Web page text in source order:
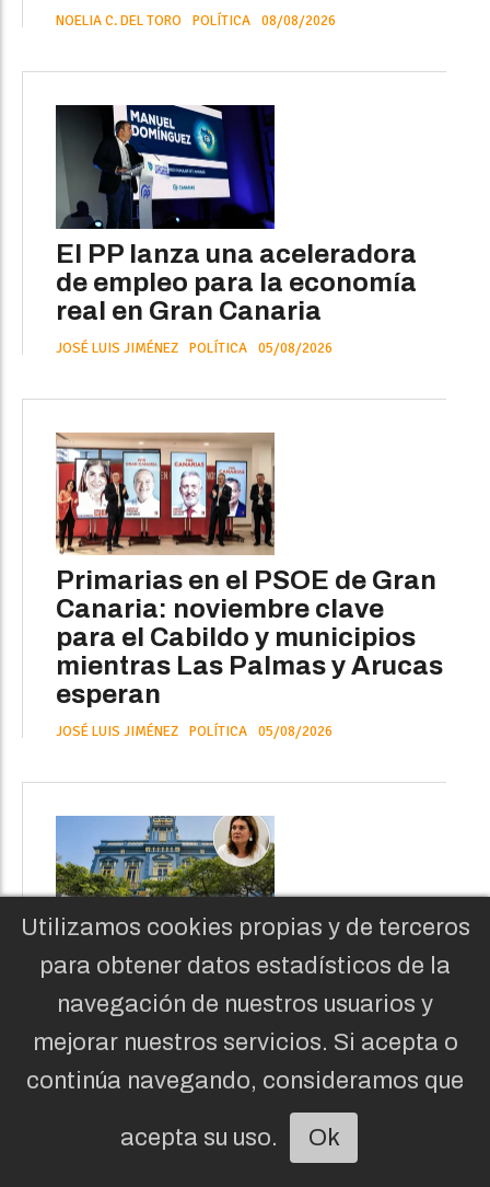
NOELIA C. DEL TORO POLÍTICA 08/08/2026
El PP lanza una aceleradora
de empleo para la economía
real en Gran Canaria
JOSÉ LUIS JIMÉNEZ POLÍTICA 05/08/2026
Primarias en el PSOE de Gran
Canaria: noviembre clave
para el Cabildo y municipios
mientras Las Palmas y Arucas
esperan
JOSÉ LUIS JIMÉNEZ POLÍTICA 05/08/2026
El PP denuncia "descontrol
presupuestario" en la
Sociedad de Promoción de
Las Palmas
NOELIA C. DEL TORO POLÍTICA 02/08/2026
Utilizamos cookies propias y de terceros
para obtener datos estadísticos de la
navegación de nuestros usuarios y
mejorar nuestros servicios. Si acepta o
continúa navegando, consideramos que
acepta su uso. Ok
Escuchar artículo